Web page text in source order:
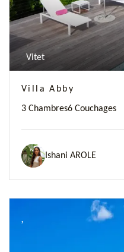
Vitet
Villa Abby
3 Chambres6 Couchages
Ishani AROLE